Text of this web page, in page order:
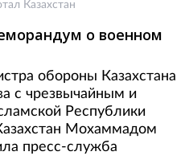
Казахстан
о военном
обороны Казахстана
с чрезвычайным и
Республики
Мохаммадом
пресс-служба